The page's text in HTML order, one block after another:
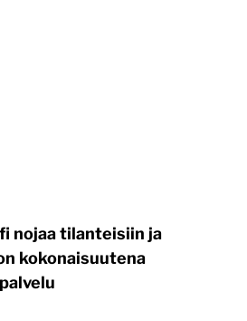
nojaa tilanteisiin ja
kokonaisuutena